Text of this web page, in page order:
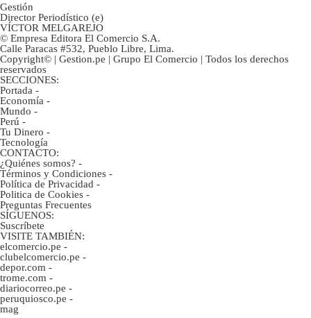
Gestión
Director Periodístico (e)
VÍCTOR MELGAREJO
© Empresa Editora El Comercio S.A.
Calle Paracas #532, Pueblo Libre, Lima.
Copyright© | Gestion.pe | Grupo El Comercio | Todos los derechos
reservados
SECCIONES:
Portada -
Economía -
Mundo -
Perú -
Tu Dinero -
Tecnología
CONTACTO:
¿Quiénes somos? -
Términos y Condiciones -
Política de Privacidad -
Politica de Cookies -
Preguntas Frecuentes
SÍGUENOS:
Suscríbete
VISITE TAMBIÉN:
elcomercio.pe -
clubelcomercio.pe -
depor.com -
trome.com -
diariocorreo.pe -
peruquiosco.pe -
mag